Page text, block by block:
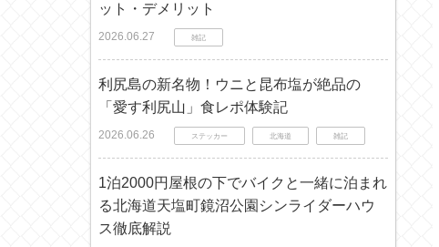
ット・デメリット
2026.06.27 雑記
利尻島の新名物！ウニと昆布塩が絶品の
「愛す利尻山」食レポ体験記
2026.06.26 ステッカー 北海道 雑記
1泊2000円屋根の下でバイクと一緒に泊まれ
る北海道天塩町鏡沼公園シンライダーハウ
ス徹底解説